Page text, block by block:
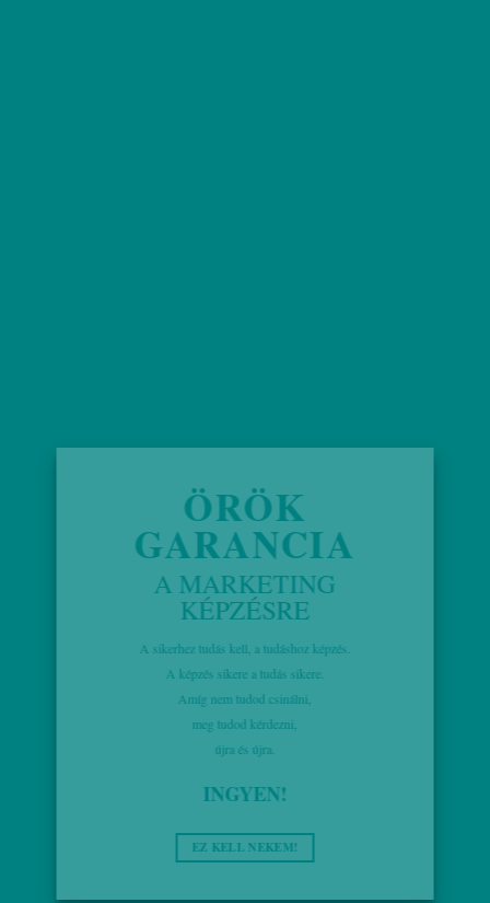
ÖRÖK
GARANCIA
A MARKETING
KÉPZÉSRE
A sikerhez tudás kell, a tudáshoz képzés.
A képzés sikere a tudás sikere.
Amíg nem tudod csinálni,
meg tudod kérdezni,
újra és újra.
INGYEN!
EZ KELL NEKEM!